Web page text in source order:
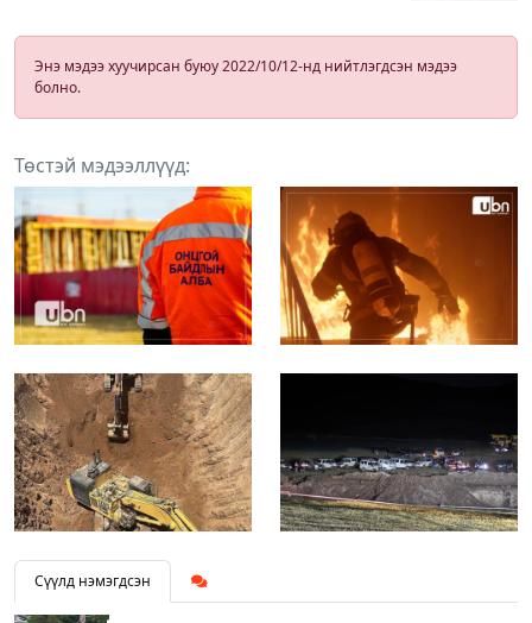
Энэ мэдээ хуучирсан буюу 2022/10/12-нд нийтлэгдсэн мэдээ
болно.
Төстэй мэдээллүүд:
Сүүлд нэмэгдсэн